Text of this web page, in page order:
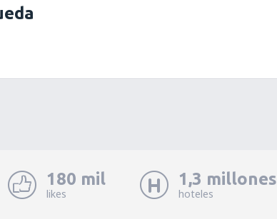
180 mil
likes
1,3 millones
hoteles